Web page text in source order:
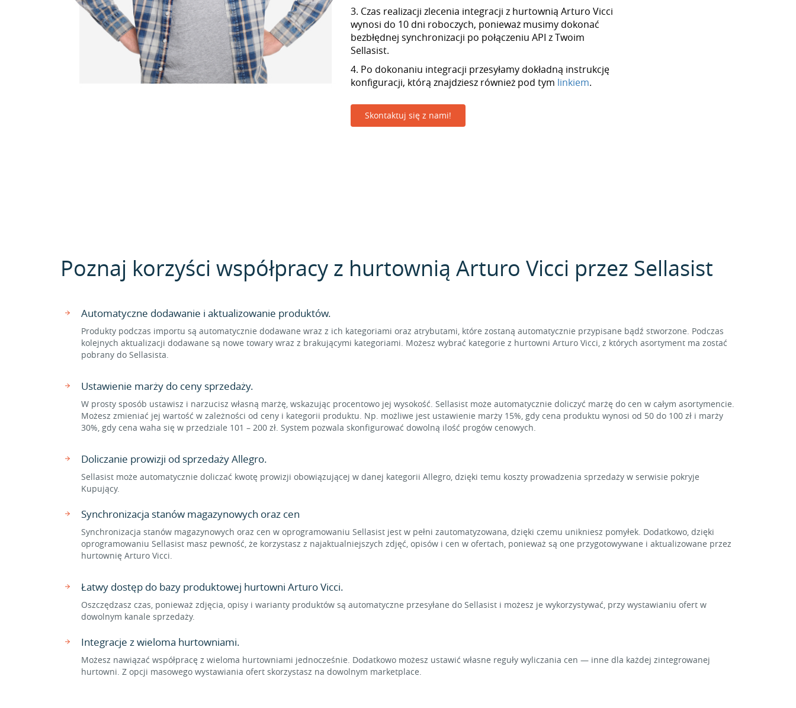
3. Czas realizacji zlecenia integracji z hurtownią Arturo Vicci
wynosi do 10 dni roboczych, ponieważ musimy dokonać
bezbłędnej synchronizacji po połączeniu API z Twoim
Sellasist.
4. Po dokonaniu integracji przesyłamy dokładną instrukcję
konfiguracji, którą znajdziesz również pod tym linkiem.
Skontaktuj się z nami!
Poznaj korzyści współpracy z hurtownią Arturo Vicci przez Sellasist
Automatyczne dodawanie i aktualizowanie produktów.
Produkty podczas importu są automatycznie dodawane wraz z ich kategoriami oraz atrybutami, które zostaną automatycznie przypisane bądź stworzone. Podczas
kolejnych aktualizacji dodawane są nowe towary wraz z brakującymi kategoriami. Możesz wybrać kategorie z hurtowni Arturo Vicci, z których asortyment ma zostać
pobrany do Sellasista.
Ustawienie marży do ceny sprzedaży.
W prosty sposób ustawisz i narzucisz własną marżę, wskazując procentowo jej wysokość. Sellasist może automatycznie doliczyć marżę do cen w całym asortymencie.
Możesz zmieniać jej wartość w zależności od ceny i kategorii produktu. Np. możliwe jest ustawienie marży 15%, gdy cena produktu wynosi od 50 do 100 zł i marży
30%, gdy cena waha się w przedziale 101 – 200 zł. System pozwala skonfigurować dowolną ilość progów cenowych.
Doliczanie prowizji od sprzedaży Allegro.
Sellasist może automatycznie doliczać kwotę prowizji obowiązującej w danej kategorii Allegro, dzięki temu koszty prowadzenia sprzedaży w serwisie pokryje
Kupujący.
Synchronizacja stanów magazynowych oraz cen
Synchronizacja stanów magazynowych oraz cen w oprogramowaniu Sellasist jest w pełni zautomatyzowana, dzięki czemu unikniesz pomyłek. Dodatkowo, dzięki
oprogramowaniu Sellasist masz pewność, że korzystasz z najaktualniejszych zdjęć, opisów i cen w ofertach, ponieważ są one przygotowywane i aktualizowane przez
hurtownię Arturo Vicci.
Łatwy dostęp do bazy produktowej hurtowni Arturo Vicci.
Oszczędzasz czas, ponieważ zdjęcia, opisy i warianty produktów są automatyczne przesyłane do Sellasist i możesz je wykorzystywać, przy wystawianiu ofert w
dowolnym kanale sprzedaży.
Integracje z wieloma hurtowniami.
Możesz nawiązać współpracę z wieloma hurtowniami jednocześnie. Dodatkowo możesz ustawić własne reguły wyliczania cen — inne dla każdej zintegrowanej
hurtowni. Z opcji masowego wystawiania ofert skorzystasz na dowolnym marketplace.